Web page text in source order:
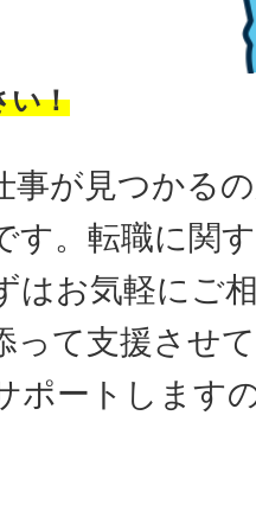
い！
事が見つかる
す。転職に関
はお気軽にご
って支援させ
ポートします